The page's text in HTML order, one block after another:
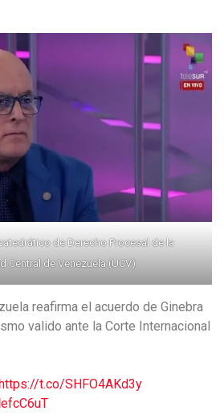
de Derecho Procesal de la
Central de Venezuela (UCV).
reafirma el acuerdo de Ginebra
valido ante la Corte Internacional
https://t.co/SHFO4AKd3y